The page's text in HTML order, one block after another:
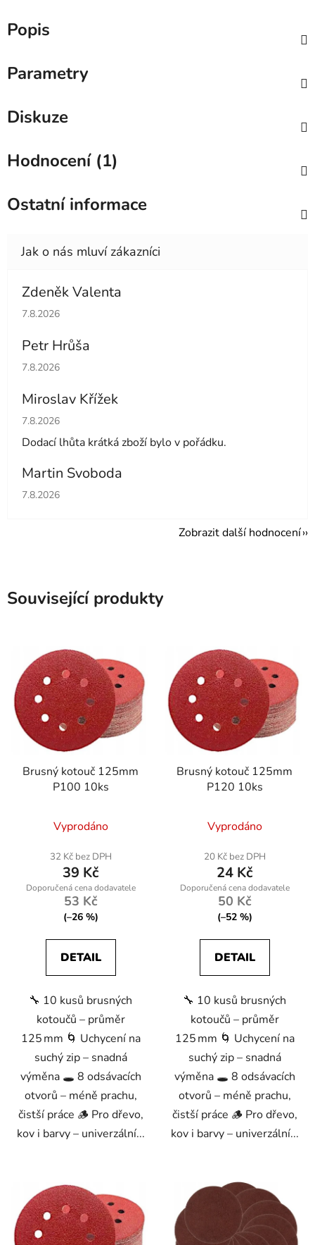
Popis
Parametry
Diskuze
Hodnocení (1)
Ostatní informace
Zdeněk Valenta
Hodnocení obchodu je 5 z 5 hvězdiček.
7.8.2026
Petr Hrůša
Hodnocení obchodu je 5 z 5 hvězdiček.
7.8.2026
Miroslav Křížek
Hodnocení obchodu je 5 z 5 hvězdiček.
7.8.2026
Dodací lhůta krátká zboží bylo v pořádku.
Martin Svoboda
Hodnocení obchodu je 5 z 5 hvězdiček.
7.8.2026
Zobrazit další hodnocení
Související produkty
Brusný kotouč 125mm
P100 10ks
hodnocení
produktu
je
5,0
z
Vyprodáno
32 Kč bez DPH
39 Kč
53 Kč
(–26 %)
DETAIL
🔧 10 kusů brusných
kotoučů – průměr
125 mm 🌀 Uchycení na
suchý zip – snadná
výměna 🕳️ 8 odsávacích
otvorů – méně prachu,
čistší práce 🪵 Pro dřevo,
kov i barvy – univerzální...
Brusný kotouč 125mm
P120 10ks
hodnocení
produktu
je
5,0
z
Vyprodáno
20 Kč bez DPH
24 Kč
50 Kč
(–52 %)
DETAIL
🔧 10 kusů brusných
kotoučů – průměr
125 mm 🌀 Uchycení na
suchý zip – snadná
výměna 🕳️ 8 odsávacích
otvorů – méně prachu,
čistší práce 🪵 Pro dřevo,
kov i barvy – univerzální...